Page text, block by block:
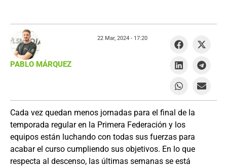
Cada vez quedan menos jornadas para el final de la
temporada regular en la Primera Federación y los
equipos están luchando con todas sus fuerzas para
acabar el curso cumpliendo sus objetivos. En lo que
respecta al descenso, las últimas semanas se está
PABLO MÁRQUEZ
22 Mar, 2024 - 17:20